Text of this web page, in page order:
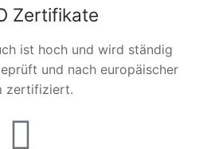
Zertifikate
ist hoch und wird ständig
und nach europäischer
zertifiziert.